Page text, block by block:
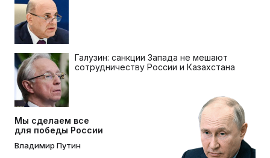
Галузин: санкции Запада не мешают
сотрудничеству России и Казахстана
Мы сделаем все
для победы России
Владимир Путин